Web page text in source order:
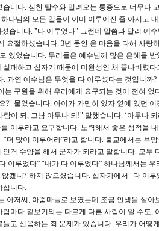
니다. 심한 탈수와 밀려오는 통증으로 너무나
나님의 모든 일들이 이미 이루어진 줄 아시고
습니다. "다 이루었다" 그런데 말씀과 달리 예
요절하셨습니다. 3년 동안 온 마음을 다해 사랑
있었습니다. 무리들은 예수님께 많은 은혜를
패하고 십자기 때문에 미완성인 채 끝나버렸
연 예수님은 무엇을 다 이루셨다는 것입니까?
구원을 위해 우리에게 요구되는 것이 전혀 없
?" 물었습니다. 아이가 가만히 있자 옆에 있던
이 되, 그냥 아무나 되!" 말했습니다. ‘아무나
이루라고 요구합니다. 노력해서 좋은 성적을
더 많이 이루어라”라고 합니다. 불교에서는 욕
격 수양을 해서 군자가 되라고 말합니다. 모두
이루었다” “내가 다 이루었다” 하나님께서는
겠니?’하지 않으셨습니다. 십자가에서 "다 이
십니다.
아저씨, 아줌마들로 보였는데 조금 인생을 살아
마다 겉보기와는 다르게 다른 사람이 알 수도,
고 신음하는 죄 문제가 있습니다. 우리가 어떻